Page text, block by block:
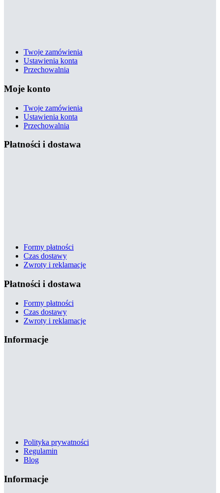
Twoje zamówienia
Ustawienia konta
Przechowalnia
Moje konto
Twoje zamówienia
Ustawienia konta
Przechowalnia
Płatności i dostawa
Formy płatności
Czas dostawy
Zwroty i reklamacje
Płatności i dostawa
Formy płatności
Czas dostawy
Zwroty i reklamacje
Informacje
Polityka prywatności
Regulamin
Blog
Informacje